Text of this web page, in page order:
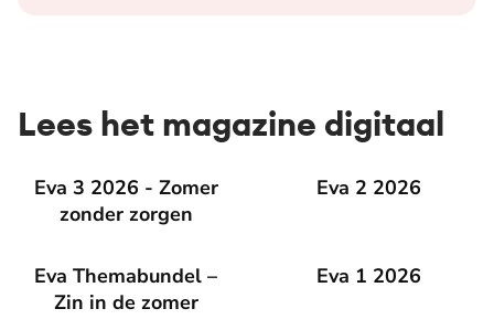
Lees het magazine digitaal
Eva 3 2026 - Zomer
zonder zorgen
Eva 3 2026 - Zomer zonder zorgen Eva 2 2026
Eva 2 2026
Eva Themabundel –
Zin in de zomer
Eva Themabundel – Zin in de zomer Eva 1 2026
Eva 1 2026